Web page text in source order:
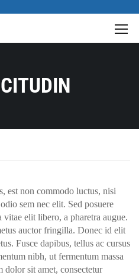
est non commodo luctus, nisi
sem nec elit. Sed posuere
elit libero, a pharetra augue.
auctor fringilla. Donec id elit
Fusce dapibus, tellus ac cursus
nibh, ut fermentum massa
dolor sit amet, consectetur